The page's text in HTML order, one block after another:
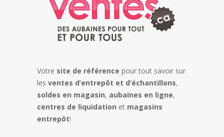
Votre site de référence pour tout savoir sur
les ventes d’entrepôt et d’échantillons,
soldes en magasin, aubaines en ligne,
centres de liquidation et magasins
entrepôt!